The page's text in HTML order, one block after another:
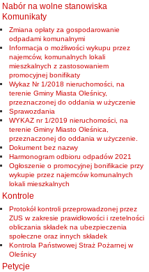
Nabór na wolne stanowiska
Komunikaty
Zmiana opłaty za gospodarowanie
odpadami komunalnymi
Informacja o możliwości wykupu przez
najemców, komunalnych lokali
mieszkalnych z zastosowaniem
promocyjnej bonifikaty
Wykaz Nr 1/2018 nieruchomości, na
terenie Gminy Miasta Oleśnicy,
przeznaczonej do oddania w użyczenie
Sprawozdania
WYKAZ nr 1/2019 nieruchomości, na
terenie Gminy Miasto Oleśnica,
przeznaczonej do oddania w użyczenie.
Dokument bez nazwy
Harmonogram odbioru odpadów 2021
Ogłoszenie o promocyjnej bonifikacie przy
wykupie przez najemców komunalnych
lokali mieszkalnych
Kontrole
Protokół kontroli przeprowadzonej przez
ZUS w zakresie prawidłowości i rzetelności
obliczania składek na ubezpieczenia
społeczne oraz innych składek
Kontrola Państwowej Straż Pożarnej w
Oleśnicy
Petycje